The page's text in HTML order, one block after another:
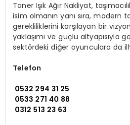
Taner Işık Ağır Nakliyat,
isim olmanın yanı sıra, modern
gerekliliklerini karşılayan bir
yaklaşımı ve güçlü altyapısıyla
sektördeki diğer oyunculara da
Telefon
0532 294 31 25
0533 271 40 88
0312 513 23 63